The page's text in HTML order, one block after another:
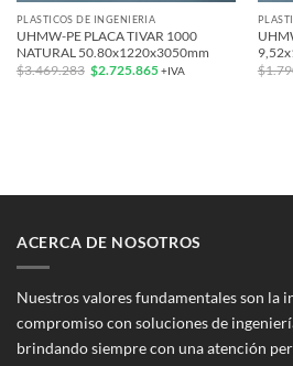
PLASTICOS DE INGENIERIA
UHMW-PE PLACA TIVAR 1000
NATURAL 50.80x1220x3050mm
$3.469.283 El
precio
$2.725.865El+IVA
$
ACERCA DE NOSOTROS
Nuestros valores fundamentales son la
compromiso con soluciones de
brindando siempre con una atención